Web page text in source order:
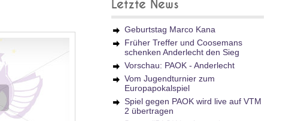
Letzte News
Geburtstag Marco Kana
Früher Treffer und Coosemans
schenken Anderlecht den Sieg
Vorschau: PAOK - Anderlecht
Vom Jugendturnier zum
Europapokalspiel
Spiel gegen PAOK wird live auf VTM
2 übertragen